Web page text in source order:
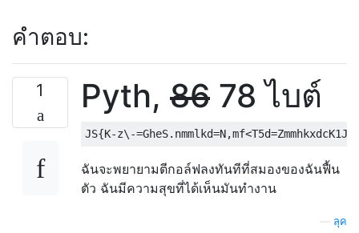
คำตอบ:
1 Pyth, 86 78 ไบต์
ฉันจะพยายามตีกอล์ฟลงทันทีที่สมองของฉันฟื้น
ตัว ฉันมีความสุขที่ได้เห็นมันทำงาน
ลุค